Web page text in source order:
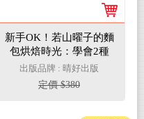
新手OK！若山曜子的麵
包烘焙時光：學會2種
麵糰，做出無限變化的
鬆軟系麵包和酥脆系麵
包
出版品牌 : 晴好出版
定價 $380